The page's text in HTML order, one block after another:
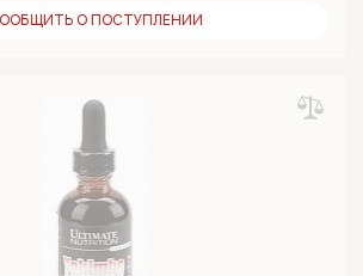
О ПОСТУПЛЕНИИ